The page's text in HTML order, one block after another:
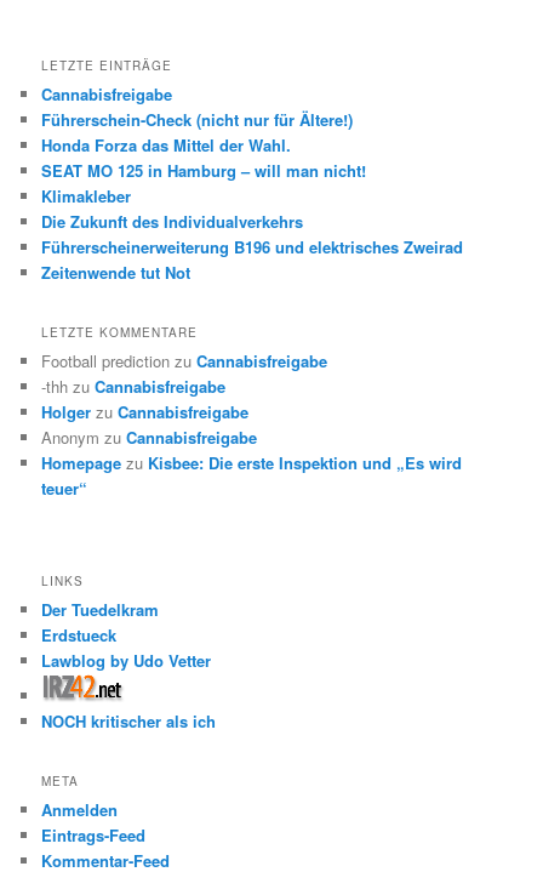
LETZTE EINTRÄGE
Cannabisfreigabe
Führerschein-Check (nicht nur für Ältere!)
Honda Forza das Mittel der Wahl.
SEAT MO 125 in Hamburg – will man nicht!
Klimakleber
Die Zukunft des Individualverkehrs
Führerscheinerweiterung B196 und elektrisches Zweirad
Zeitenwende tut Not
LETZTE KOMMENTARE
Football prediction zuCannabisfreigabe
-thh zuCannabisfreigabe
Holger zuCannabisfreigabe
Anonym zuCannabisfreigabe
Homepage zu Kisbee: Die erste Inspektion und „Es wird
teuer“
LINKS
Der Tuedelkram
Erdstueck
Lawblog by Udo Vetter
NOCH kritischer als ich
META
Anmelden
Eintrags-Feed
Kommentar-Feed